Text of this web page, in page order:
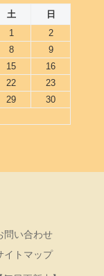
土
日
1
2
8
9
15
16
22
23
29
30
問い合わせ
イトマップ